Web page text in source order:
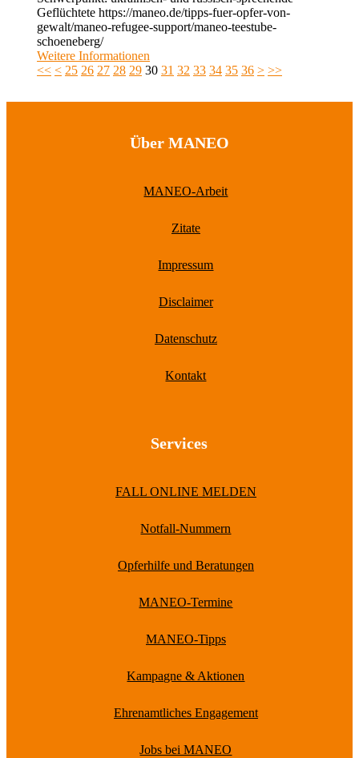
Geflüchtete https://maneo.de/tipps-fuer-opfer-von-
gewalt/maneo-refugee-support/maneo-teestube-
schoeneberg/
Weitere Informationen
<< < 25 26 27 28 29 30 31 32 33 34 35 36 > >>
Über MANEO
MANEO-Arbeit
Zitate
Impressum
Disclaimer
Datenschutz
Kontakt
Services
FALL ONLINE MELDEN
Notfall-Nummern
Opferhilfe und Beratungen
MANEO-Termine
MANEO-Tipps
Kampagne & Aktionen
Ehrenamtliches Engagement
Jobs bei MANEO